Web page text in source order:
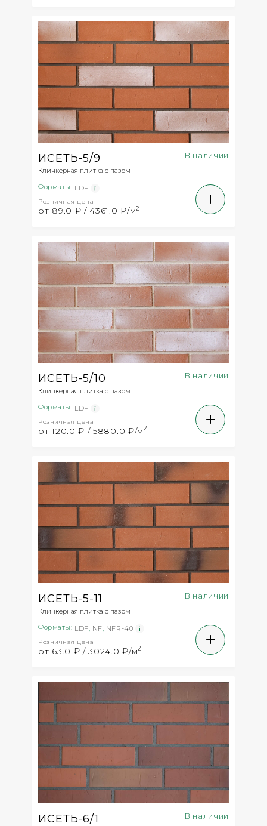
ИСЕТЬ-5/9
Клинкерная плитка с пазом
В наличии
Форматы: LDF
Розничная цена
от 89.0 ₽ / 4361.0 ₽/м2
ИСЕТЬ-5/10
Клинкерная плитка с пазом
В наличии
Форматы: LDF
Розничная цена
от 120.0 ₽ / 5880.0 ₽/м2
ИСЕТЬ-5-11
Клинкерная плитка с пазом
В наличии
Форматы: LDF NF NFR-40
Розничная цена
от 63.0 ₽ / 3024.0 ₽/м2
ИСЕТЬ-6/1 В наличии